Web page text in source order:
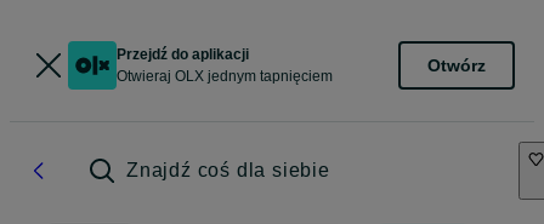
Przejdź do aplikacji
Otwieraj OLX jednym tapnięciem
Otwórz
Znajdź coś dla siebie